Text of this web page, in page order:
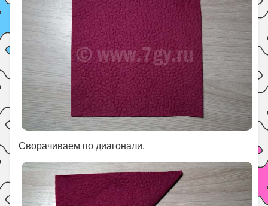
Сворачиваем по диагонали.